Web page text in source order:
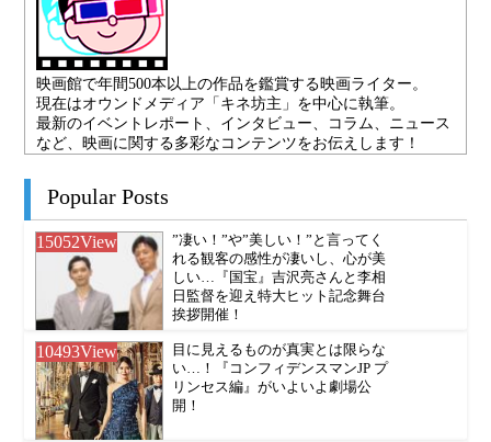
映画館で年間500本以上の作品を鑑賞する映画ライター。
現在はオウンドメディア「キネ坊主」を中心に執筆。
最新のイベントレポート、インタビュー、コラム、ニュース
など、映画に関する多彩なコンテンツをお伝えします！
Popular Posts
15052View
”凄い！”や”美しい！”と言ってく
れる観客の感性が凄いし、心が美
しい…『国宝』吉沢亮さんと李相
日監督を迎え特大ヒット記念舞台
挨拶開催！
10493View
目に見えるものが真実とは限らな
い…！『コンフィデンスマンJP プ
リンセス編』がいよいよ劇場公
開！